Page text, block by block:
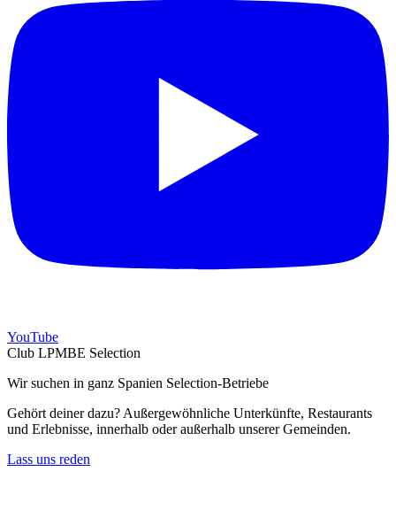
YouTube
Club LPMBE Selection
Wir suchen in ganz Spanien Selection-Betriebe
Gehört deiner dazu? Außergewöhnliche Unterkünfte, Restaurants
und Erlebnisse, innerhalb oder außerhalb unserer Gemeinden.
Lass uns reden